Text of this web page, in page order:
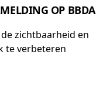
OP BBDA
zichtbaarheid en
te verbeteren